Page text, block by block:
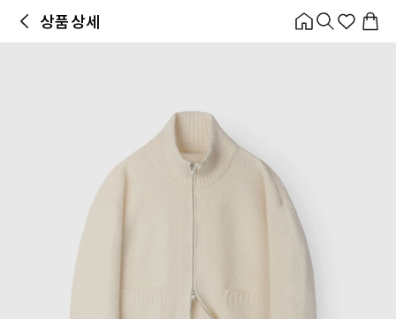
앱 첫 구매 시 10% 쿠폰 + 무료 교환/배송 앱 열기
상품 상세